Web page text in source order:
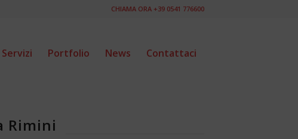
CHIAMA ORA +39 0541 776600
Servizi Portfolio News Contattaci
Rimini